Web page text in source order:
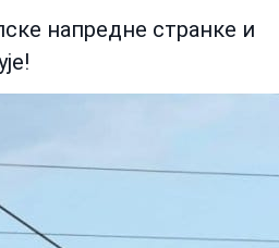
напредне странке и